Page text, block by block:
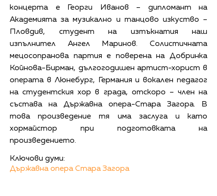
концерта е Георги Иванов – дипломант на
Академията за музикално и танцово изкуство –
Пловдив, студент на изтъкнатия наш
изпълнител Ангел Маринов. Солистичната
мецосопранова партия е поверена на Добринка
Койнова-Бирман, дългогодишен артист-хорист в
операта в Люнебург, Германия и вокален педагог
на студентския хор в града, отскоро – член на
състава на Държавна опера-Стара Загора. В
това произведение тя има заслуга и като
хормайстор при подготовката на
произведението.
Ключови думи:
Държавна опера Стара Загора